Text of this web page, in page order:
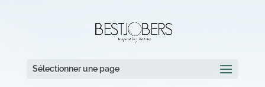
Sélectionner une page